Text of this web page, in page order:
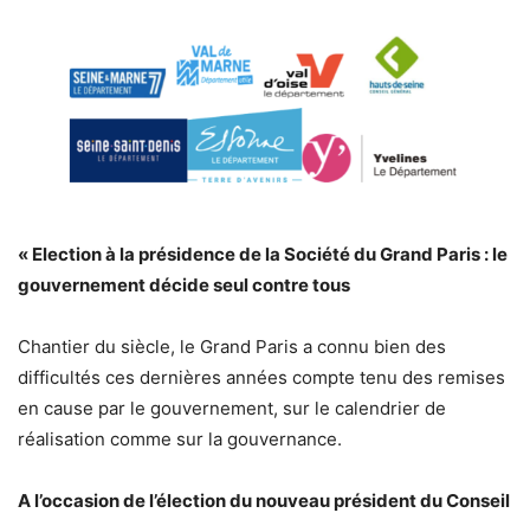
« Election à la présidence de la Société du Grand Paris : le
gouvernement décide seul contre tous
Chantier du siècle, le Grand Paris a connu bien des
difficultés ces dernières années compte tenu des remises
en cause par le gouvernement, sur le calendrier de
réalisation comme sur la gouvernance.
A l’occasion de l’élection du nouveau président du Conseil